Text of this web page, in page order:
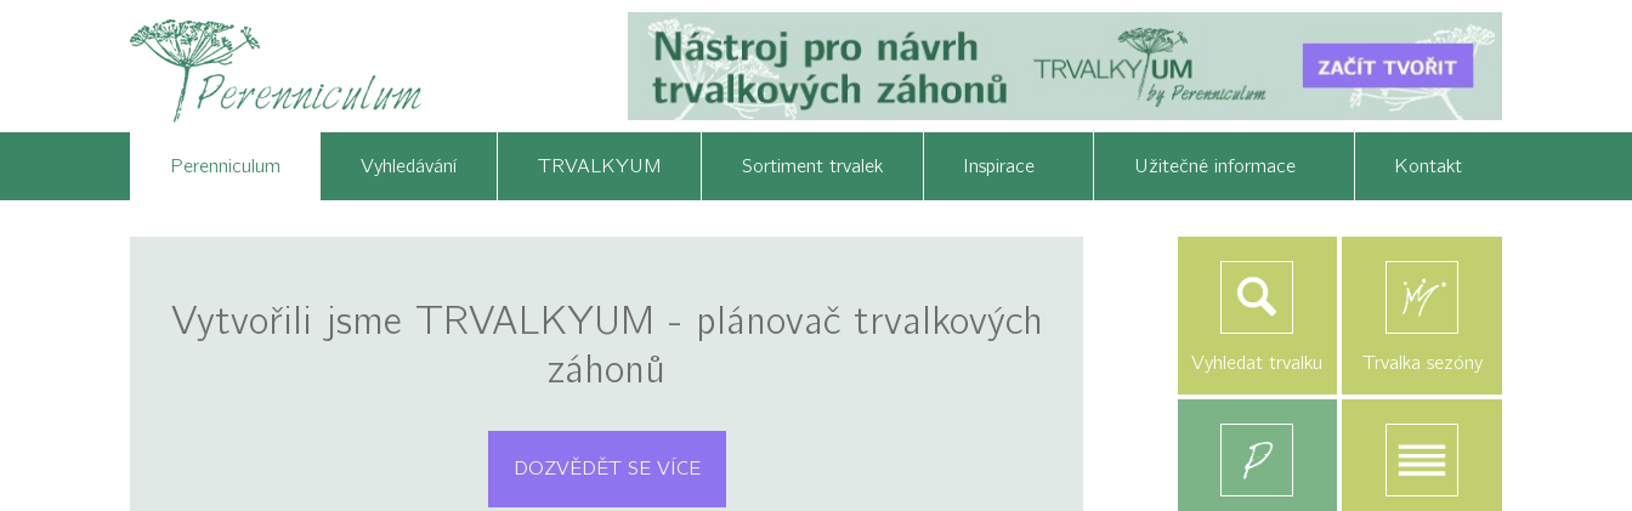
Perenniculum Vyhledávání TRVALKYUM Sortiment trvalek Inspirace Užitečné informace Kontakt
Vytvořili jsme TRVALKYUM - plánovač trvalkových
záhonů
DOZVĚDĚT SE VÍCE
Vyhledat trvalku Trvalka sezóny